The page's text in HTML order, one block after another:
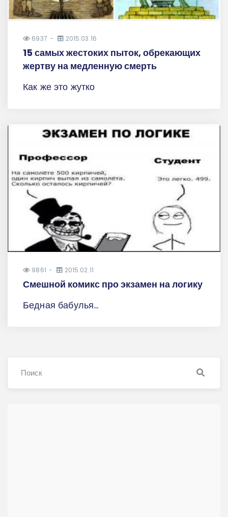
6937 2015.03.16
15 самых жестоких пыток, обрекающих
жертву на медленную смерть
Как же это жутко
9861 2015.02.11
Смешной комикс про экзамен на логику
Бедная бабулья...